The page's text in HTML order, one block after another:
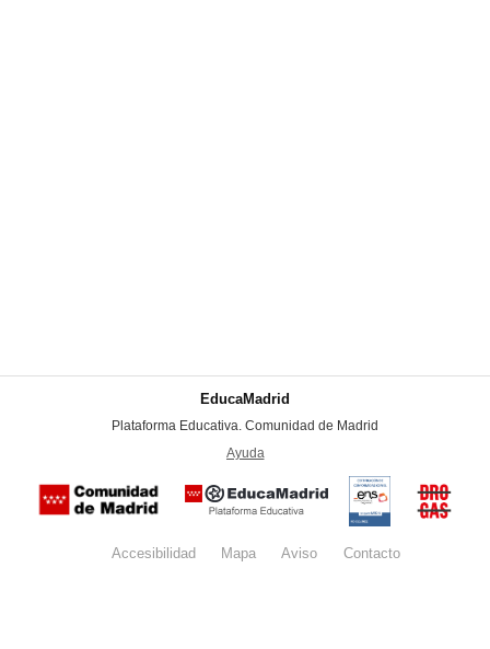
EducaMadrid
Plataforma Educativa. Comunidad de Madrid
Ayuda
Certificación
conformidad
con el
Nacional de
Seguridad
del
Accesibilidad Mapa Aviso legalContacto